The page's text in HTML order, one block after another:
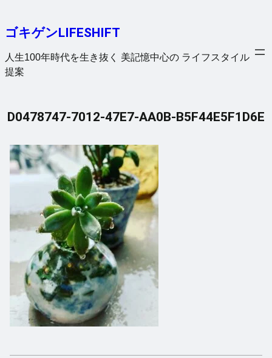
を
ス
キ
ゴキゲンLIFESHIFT
人生100年時代を生き抜く 美記憶中心の ライフスタイル
提案
D0478747-7012-47E7-AA0B-B5F44E5F1D6E